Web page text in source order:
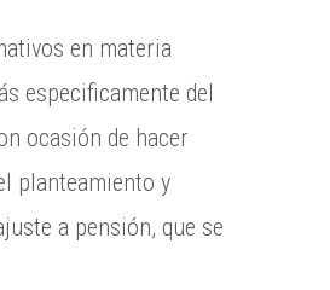
en materia
especificamente del
ocasión de hacer
planteamiento y
a pensión, que se